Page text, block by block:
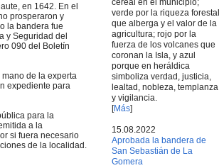
en 1642. En el
prosperaron y
la bandera fue
y Seguridad del
090 del Boletín
de la experta
expediente para
para la
a la
si fuera necesario
de la localidad.
cereal en el municipio;
verde por la riqueza forestal
que alberga y el valor de la
agricultura; rojo por la
fuerza de los volcanes que
coronan la Isla, y azul
porque en heráldica
simboliza verdad, justicia,
lealtad, nobleza, templanza
y vigilancia.
[Más]
15.08.2022
Aprobada la bandera de
San Sebastián de La
Gomera